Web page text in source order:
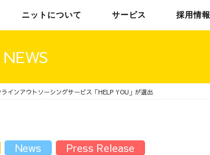
ニットについて サービス 採用情報
NEWS
インアウトソーシングサービス「HELP YOU」が選出
News Press Release